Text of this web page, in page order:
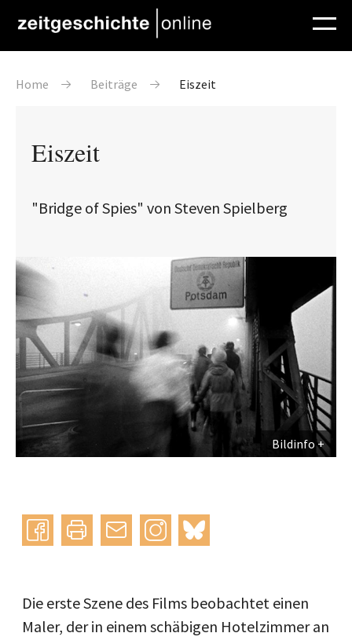
Pfadnavigation
Home Beiträge Eiszeit
Eiszeit
"Bridge of Spies" von Steven Spielberg
Bildinfo
Instagram
bluesky
Die erste Szene des Films beobachtet einen
Maler, der in einem schäbigen Hotelzimmer an